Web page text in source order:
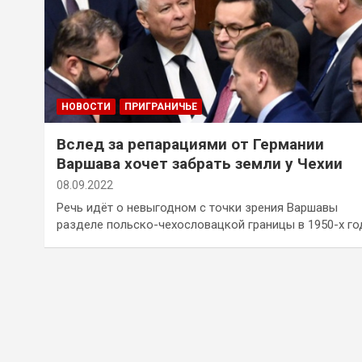
НОВОСТИ ПРИГРАНИЧЬЕ
Вслед за репарациями от Германии
Варшава хочет забрать земли у Чехии
08.09.2022
Речь идёт о невыгодном с точки зрения Варшавы
разделе польско-чехословацкой границы в 1950-х